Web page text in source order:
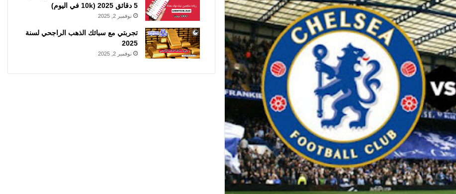
5 دقائق 2025 (10k في اليوم)
نوفمبر 2, 2025
تجربتي مع سبائك الذهب الراجحي لسنة
2025
نوفمبر 2, 2025